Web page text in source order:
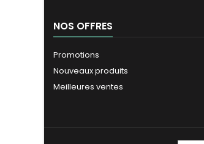
NOS OFFRES
Promotions
Nouveaux produits
Meilleures ventes